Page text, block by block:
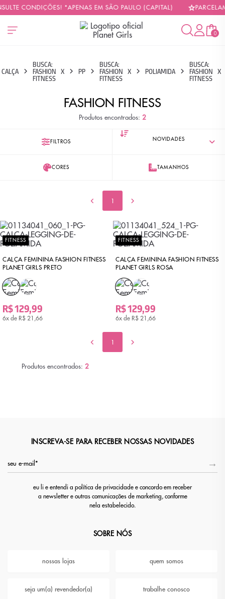
CONDIÇÕES! *APENAS EM SÃO PAULO (CAPITAL)
0
CALÇA
BUSCA:
FASHION
FITNESS
X PP
BUSCA:
FASHION
FITNESS
X POLIAMIDA
BUSCA:
FASHION
FITNESS
X
FASHION FITNESS
Produtos encontrados: 2
FILTROS
CORES TAMANHOS
1
FITNESS
CALÇA FEMININA FASHION FITNESS
PLANET GIRLS PRETO
R$ 129,99
6x de R$ 21,66
FITNESS
CALÇA FEMININA FASHION FITNESS
PLANET GIRLS ROSA
R$ 129,99
6x de R$ 21,66
1
Produtos encontrados: 2
INSCREVA-SE PARA RECEBER NOSSAS NOVIDADES
eu li e entendi a política de privacidade e concordo em receber
a newsletter e outras comunicações de marketing, conforme
nela estabelecido.
SOBRE NÓS
nossas lojas quem somos
seja um(a) revendedor(a) trabalhe conosco